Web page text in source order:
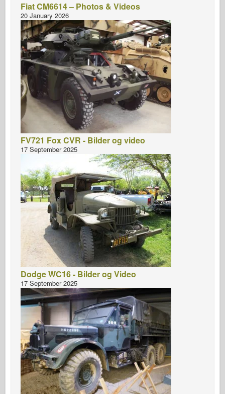
Fiat CM6614 – Photos & Videos
20 January 2026
FV721 Fox CVR - Bilder og video
17 September 2025
Dodge WC16 - Bilder og Video
17 September 2025